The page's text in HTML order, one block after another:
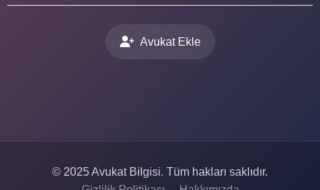
Avukat Ekle
© 2025 Avukat Bilgisi. Tüm hakları saklıdır.